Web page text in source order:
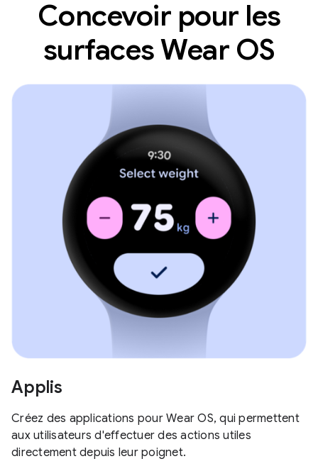
Concevoir pour les
surfaces Wear OS
Applis
Créez des applications pour Wear OS, qui permettent
aux utilisateurs d'effectuer des actions utiles
directement depuis leur poignet.